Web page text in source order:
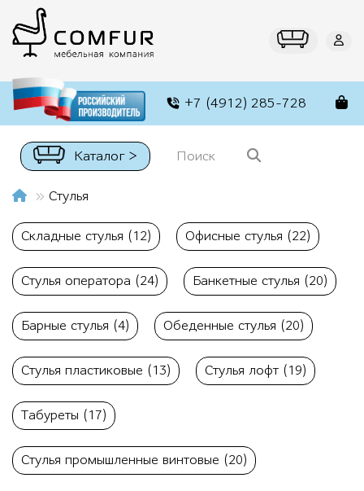
+7 (4912) 285-728
Каталог >
Стулья
Складные стулья (12) Офисные стулья (22)
Стулья оператора (24) Банкетные стулья (20)
Барные стулья (4) Обеденные стулья (20)
Стулья пластиковые (13) Стулья лофт (19)
Табуреты (17)
Стулья промышленные винтовые (20)